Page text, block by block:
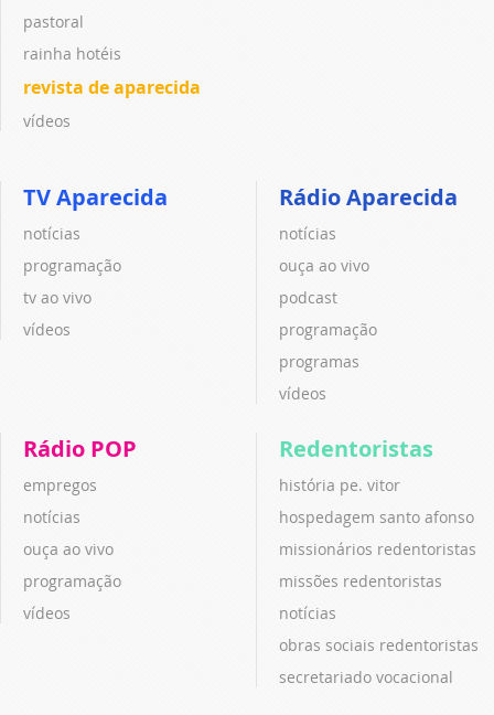
pastoral
rainha hotéis
revista de aparecida
vídeos
TV Aparecida
notícias
programação
tv ao vivo
vídeos
Rádio Aparecida
notícias
ouça ao vivo
podcast
programação
programas
vídeos
Rádio POP
empregos
notícias
ouça ao vivo
programação
vídeos
Redentoristas
história pe. vitor
hospedagem santo afonso
missionários redentoristas
missões redentoristas
notícias
obras sociais redentoristas
secretariado vocacional